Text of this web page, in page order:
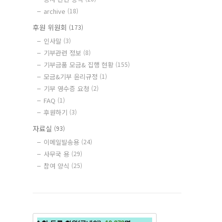
archive (18)
후원 위원회 (173)
인사말 (3)
기부관련 정보 (8)
기부금품 모금& 집행 현황 (155)
모금&기부 윤리규정 (1)
기부 영수증 요청 (2)
FAQ (1)
후원하기 (3)
자료실 (93)
이메일발송용 (24)
사무국 용 (29)
참여 양식 (25)